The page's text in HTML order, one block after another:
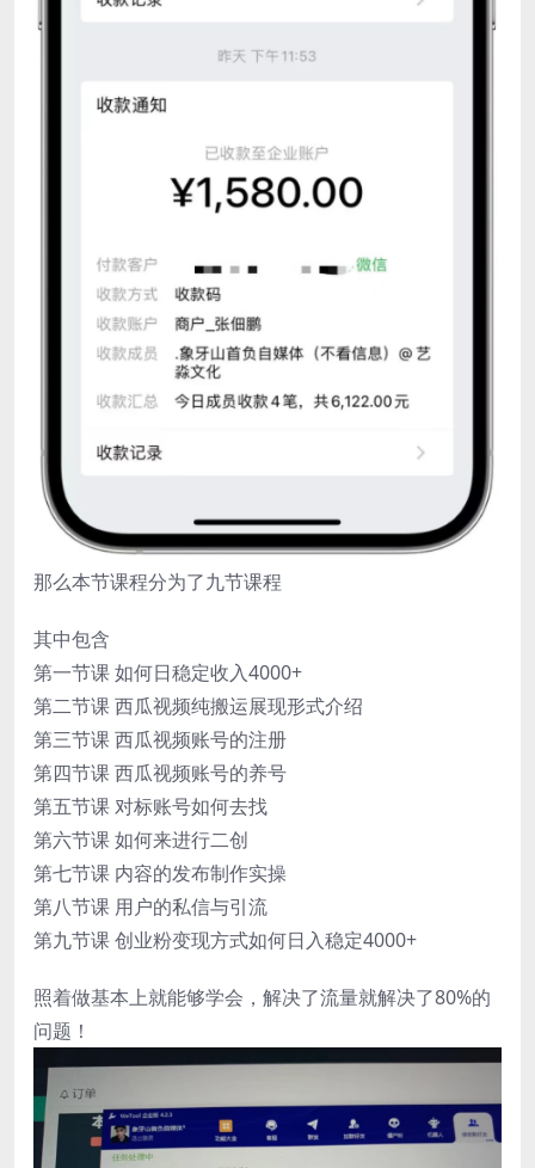
那么本节课程分为了九节课程
其中包含
第一节课 如何日稳定收入4000+
第二节课 西瓜视频纯搬运展现形式介绍
第三节课 西瓜视频账号的注册
第四节课 西瓜视频账号的养号
第五节课 对标账号如何去找
第六节课 如何来进行二创
第七节课 内容的发布制作实操
第八节课 用户的私信与引流
第九节课 创业粉变现方式如何日入稳定4000+
照着做基本上就能够学会，解决了流量就解决了80%的
问题！